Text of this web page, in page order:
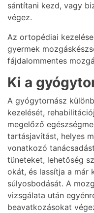
sántítani kezd, vagy
végez.
Az ortopédiai
gyermek
fájdalommentes
Ki a
A gyógytornász
kezelését,
megelőző
tartásjavítást, helyes
vonatkozó
tüneteket, lehetőség
okát, és lassítja a már
súlyosbodását. A
vizsgálata után
beavatkozásokat